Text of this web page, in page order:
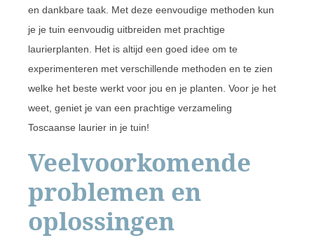
en dankbare taak. Met deze eenvoudige methoden kun
je je tuin eenvoudig uitbreiden met prachtige
laurierplanten. Het is altijd een goed idee om te
experimenteren met verschillende methoden en te zien
welke het beste werkt voor jou en je planten. Voor je het
weet, geniet je van een prachtige verzameling
Toscaanse laurier in je tuin!
Veelvoorkomende
problemen en
oplossingen